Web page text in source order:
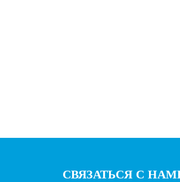
машины, работаяСВЯЗАТЬСЯ С